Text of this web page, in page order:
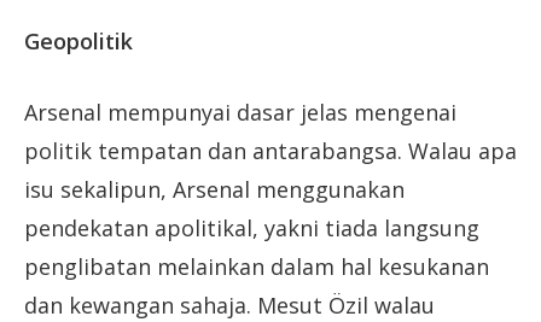
Geopolitik
Arsenal mempunyai dasar jelas mengenai
politik tempatan dan antarabangsa. Walau apa
isu sekalipun, Arsenal menggunakan
pendekatan apolitikal, yakni tiada langsung
penglibatan melainkan dalam hal kesukanan
dan kewangan sahaja. Mesut Özil walau